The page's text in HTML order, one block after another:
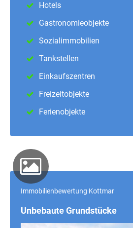
Hotels
Gastronomieobjekte
Sozialimmobilien
Tankstellen
Einkaufszentren
Freizeitobjekte
Ferienobjekte
Immobilienbewertung Kottmar
Unbebaute Grundstücke